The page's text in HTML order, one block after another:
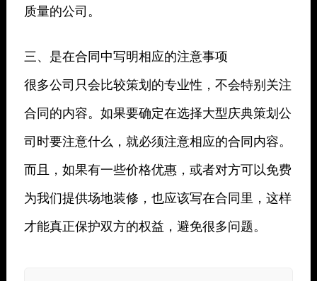
质量的公司。
三、是在合同中写明相应的注意事项
很多公司只会比较策划的专业性，不会特别关注
合同的内容。如果要确定在选择大型庆典策划公
司时要注意什么，就必须注意相应的合同内容。
而且，如果有一些价格优惠，或者对方可以免费
为我们提供场地装修，也应该写在合同里，这样
才能真正保护双方的权益，避免很多问题。